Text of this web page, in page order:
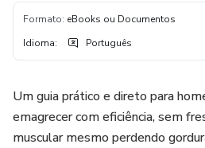
Formato: eBooks ou Documentos
Idioma: Português
Um guia prático e direto para
emagrecer com eficiência, sem
muscular mesmo perdendo